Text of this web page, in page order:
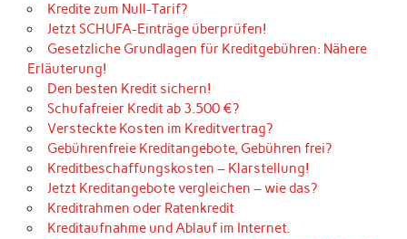
Kredite zum Null-Tarif?
Jetzt SCHUFA-Einträge überprüfen!
Gesetzliche Grundlagen für Kreditgebühren: Nähere
Erläuterung!
Den besten Kredit sichern!
Schufafreier Kredit ab 3.500 €?
Versteckte Kosten im Kreditvertrag?
Gebührenfreie Kreditangebote, Gebühren frei?
Kreditbeschaffungskosten – Klarstellung!
Jetzt Kreditangebote vergleichen – wie das?
Kreditrahmen oder Ratenkredit
Kreditaufnahme und Ablauf im Internet.